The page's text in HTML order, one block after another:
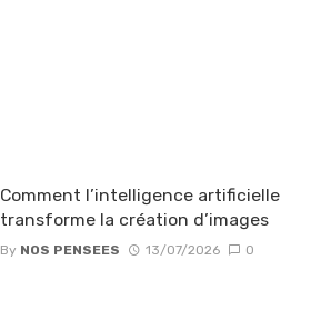
Comment l’intelligence artificielle
transforme la création d’images
By NOS PENSEES 13/07/2026 0